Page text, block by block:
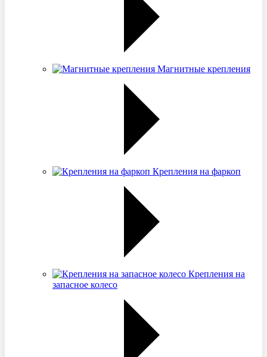
Магнитные крепления
Крепления на фаркоп
Крепления на
запасное колесо